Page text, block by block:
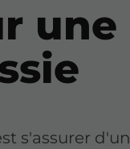
une
s'assurer d'un